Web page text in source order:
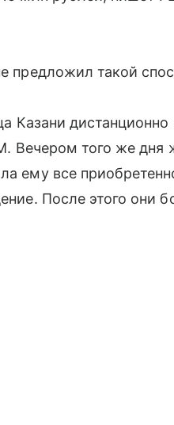
предложил такой
Казани
Вечером того же
ему все
После этого они